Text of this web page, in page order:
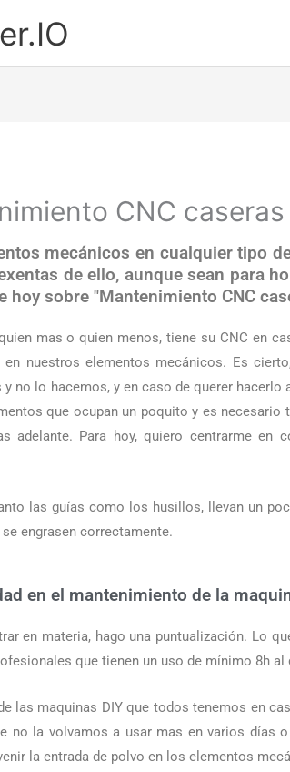
CNC
mecánicos en cualquier tipo
de ello, aunque sean para
hoy sobre "Mantenimiento CNC
mas o quien menos, tiene su CNC en
en nuestros elementos mecánicos. Es
y no lo hacemos, y en caso de querer
que ocupan un poquito y es
adelante. Para hoy, quiero centrarme en
las guías como los husillos, llevan un
engrasen correctamente.
en el mantenimiento de la
en materia, hago una puntualización. Lo
que tienen un uso de mínimo 8h
las maquinas DIY que todos tenemos en
no la volvamos a usar mas en varios días
la entrada de polvo en los elementos